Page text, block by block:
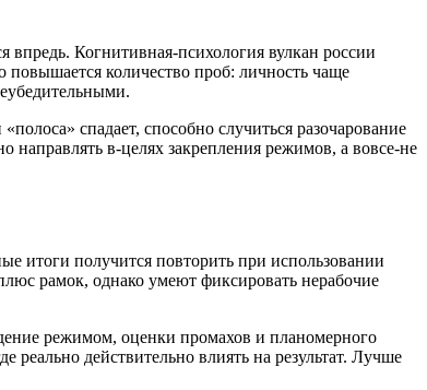
впредь. Когнитивная-психология вулкан россии
повышается количество проб: личность чаще
спадает, способно случиться разочарование
направлять в-целях закрепления режимов, а вовсе-не
итоги получится повторить при использовании
рамок, однако умеют фиксировать нерабочие
режимом, оценки промахов и планомерного
реально действительно влиять на результат. Лучше